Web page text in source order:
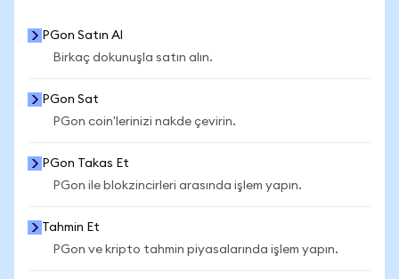
PGon Satın Al
Birkaç dokunuşla satın alın.
PGon Sat
PGon coin'lerinizi nakde çevirin.
PGon Takas Et
PGon ile blokzincirleri arasında işlem yapın.
Tahmin Et
PGon ve kripto tahmin piyasalarında işlem yapın.